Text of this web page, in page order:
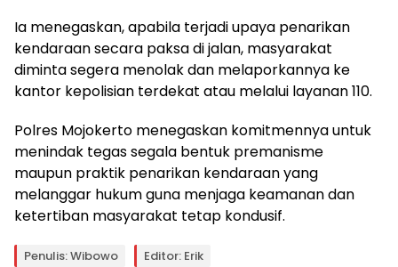
Ia menegaskan, apabila terjadi upaya penarikan
kendaraan secara paksa di jalan, masyarakat
diminta segera menolak dan melaporkannya ke
kantor kepolisian terdekat atau melalui layanan 110.
Polres Mojokerto menegaskan komitmennya untuk
menindak tegas segala bentuk premanisme
maupun praktik penarikan kendaraan yang
melanggar hukum guna menjaga keamanan dan
ketertiban masyarakat tetap kondusif.
Penulis: Wibowo Editor: Erik